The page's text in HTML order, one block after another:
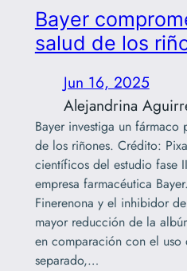
Bayer
salud de los
Jun 16, 2025
Alejandrina
Bayer investiga un
de los riñones. Crédito:
científicos del estudio fase
empresa farmacéutica
Finerenona y el inhibidor
mayor reducción de la
en comparación con el uso
separado,…